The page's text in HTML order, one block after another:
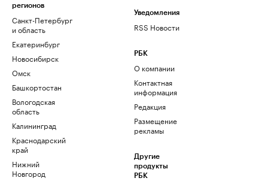
регионов
Санкт-Петербург
и область
Екатеринбург
Новосибирск
Омск
Башкортостан
Вологодская
область
Калининград
Краснодарский
край
Нижний
Новгород
Уведомления
RSS Новости
РБК
О компании
Контактная
информация
Редакция
Размещение
рекламы
Другие
продукты
РБК